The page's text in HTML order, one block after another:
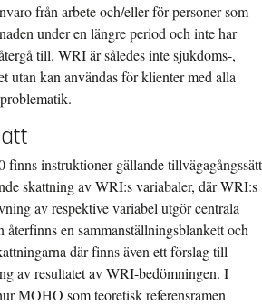
från arbete och/eller för personer som
under en längre period och inte har
till. WRI är således inte sjukdoms-,
utan kan användas för klienter med alla
instruktioner gällande tillvägagångssätt
skattning av WRI:s variabaler, där WRI:s
av respektive variabel utgör centrala
återfinns en sammanställningsblankett och
där finns även ett förslag till
av resultatet av WRI-bedömningen. I
MOHO som teoretisk referensramen